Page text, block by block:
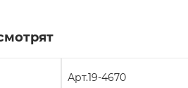
Арт.19-4670